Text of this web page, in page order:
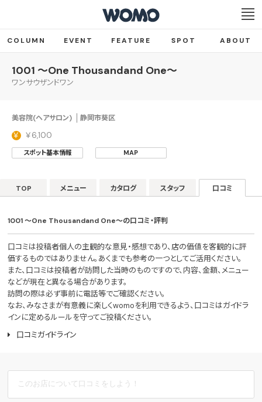
COLUMN EVENT FEATURE SPOT ABOUT
1001 ～One Thousandand One～
ワンサウザンドワン
美容院(ヘアサロン) 静岡市葵区
￥6,100
スポット基本情報 MAP
TOP メニュー カタログ スタッフ 口コミ
1001 ～One Thousandand One～の口コミ・評判
口コミは投稿者個人の主観的な意見・感想であり、店の価値を客観的に評
価するものではありません。あくまでも参考の一つとしてご活用ください。
また、口コミは投稿者が訪問した当時のものですので、内容、金額、メニュー
などが現在と異なる場合があります。
訪問の際は必ず事前に電話等でご確認ください。
なお、みなさまが有意義に楽しくwomoを利用できるよう、口コミはガイドラ
インに定めるルールを守ってご投稿ください。
口コミガイドライン